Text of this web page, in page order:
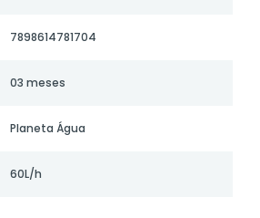
7898614781704
03 meses
Planeta Água
60L/h